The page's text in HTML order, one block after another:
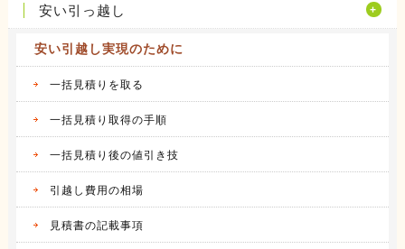
続きを見る
2016.04.14
サカイ引越センターの体験談
会社都合での引越しだったこともあり、費用は
2016.04.14
アート引越センターの体験談
私は、仕事の関係で人事異動があり、同じ県内
安い引っ越し
安い引越し実現のために
一括見積りを取る
一括見積り取得の手順
一括見積り後の値引き技
引越し費用の相場
見積書の記載事項